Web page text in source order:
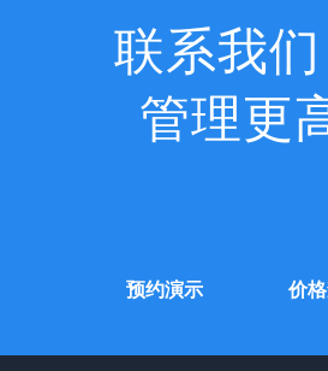
联系我
管理更
预约演示 价